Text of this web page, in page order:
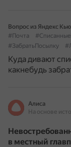
Вопрос из Яндекс Кью
#Почта
#ЗабратьПосылку
Куда дивают
какнебудь
Алиса
в местный